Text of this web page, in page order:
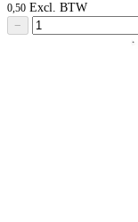
0,50
−